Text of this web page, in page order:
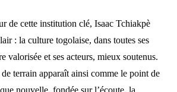
de cette institution clé, Isaac Tchiakpè
: la culture togolaise, dans toutes ses
valorisée et ses acteurs, mieux soutenus.
terrain apparaît ainsi comme le point de